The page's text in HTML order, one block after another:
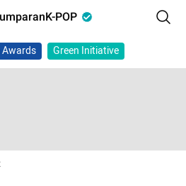
POP
Awards Green Initiative